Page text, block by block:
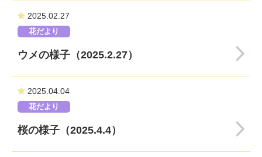
2025.02.27
花だより
ウメの様子（2025.2.27）
2025.04.04
花だより
桜の様子（2025.4.4）